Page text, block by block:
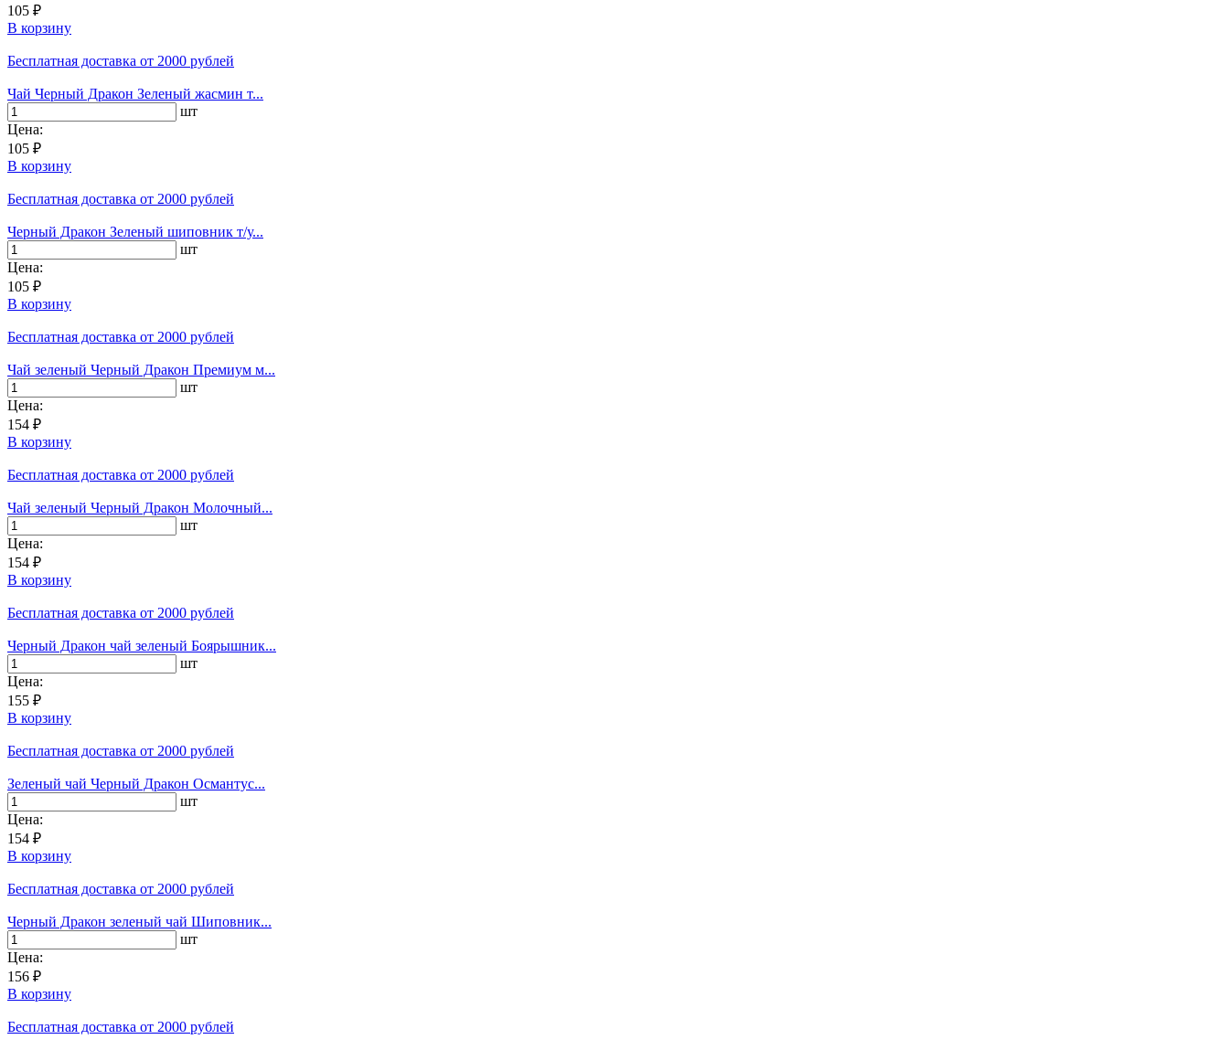
105 ₽
В корзину
Бесплатная доставка от 2000 рублей
Чай Черный Дракон Зеленый жасмин т...
шт
Цена:
105 ₽
В корзину
Бесплатная доставка от 2000 рублей
Черный Дракон Зеленый шиповник т/у...
шт
Цена:
105 ₽
В корзину
Бесплатная доставка от 2000 рублей
Чай зеленый Черный Дракон Премиум м...
шт
Цена:
154 ₽
В корзину
Бесплатная доставка от 2000 рублей
Чай зеленый Черный Дракон Молочный...
шт
Цена:
154 ₽
В корзину
Бесплатная доставка от 2000 рублей
Черный Дракон чай зеленый Боярышник...
шт
Цена:
155 ₽
В корзину
Бесплатная доставка от 2000 рублей
Зеленый чай Черный Дракон Османтус...
шт
Цена:
154 ₽
В корзину
Бесплатная доставка от 2000 рублей
Черный Дракон зеленый чай Шиповник...
шт
Цена:
156 ₽
В корзину
Бесплатная доставка от 2000 рублей